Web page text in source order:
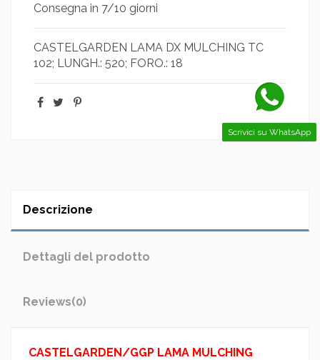
Consegna in 7/10 giorni
CASTELGARDEN LAMA DX MULCHING TC
102; LUNGH.: 520; FORO.: 18
Descrizione
Dettagli del prodotto
Reviews(0)
CASTELGARDEN/GGP LAMA MULCHING
Scrivici su WhatsApp